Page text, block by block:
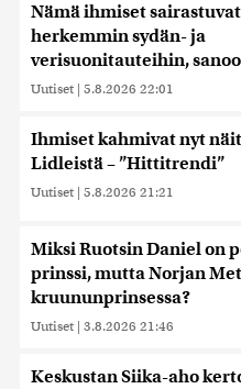
Nämä ihmiset
herkemmin sydän- ja
verisuonitauteihin,
Uutiset | 5.8.2026 22:01
Ihmiset kahmivat nyt
Lidleistä – ”Hittitrendi”
Uutiset | 5.8.2026 21:21
Miksi Ruotsin Daniel on
prinssi, mutta Norjan
kruununprinsessa?
Uutiset | 3.8.2026 21:46
Keskustan Siika-aho